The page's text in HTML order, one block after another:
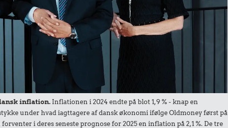
0,38 kr.
Sodavand
9,00 kr.
100 g flæskesvær
625 kr.
København-
inflation. Inflationen i 2024 endte på blot 1,9 % - knap en
under hvad iagttagere af dansk økonomi ifølge Oldmoney først på
i deres seneste prognose for 2025 en inflation på 2,1 %. De tre